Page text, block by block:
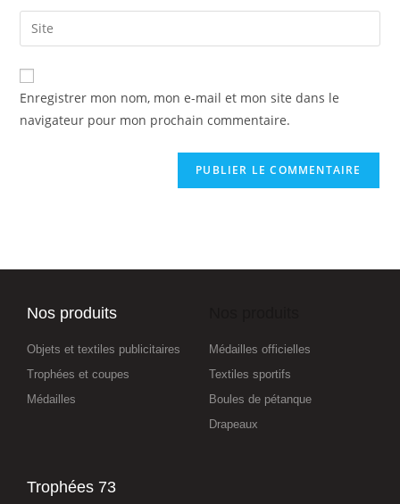
Enregistrer mon nom, mon e-mail et mon site dans le
navigateur pour mon prochain commentaire.
Nos produits
Objets et textiles publicitaires
Trophées et coupes
Médailles
Médailles officielles
Textiles sportifs
Boules de pétanque
Drapeaux
Trophées 73